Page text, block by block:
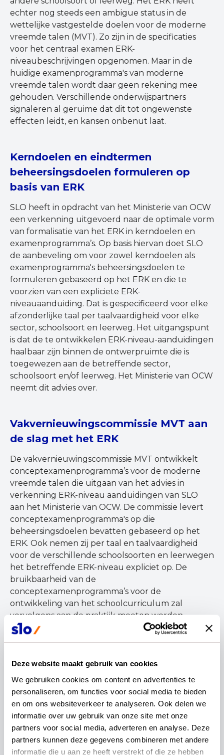
Deze website maakt gebruik van cookies
We gebruiken cookies om content en advertenties te
personaliseren, om functies voor social media te bieden
en om ons websiteverkeer te analyseren. Ook delen we
informatie over uw gebruik van onze site met onze
partners voor social media, adverteren en analyse. Deze
partners kunnen deze gegevens combineren met andere
informatie die u aan ze heeft verstrekt of die ze hebben
echter nog steeds een ambigue status in de
wettelijke vastgestelde doelen voor de moderne
vreemde talen (MVT). Zo zijn in de specificaties
voor het centraal examen ERK-
niveaubeschrijvingen opgenomen. Maar in de
huidige examenprogramma's van moderne
vreemde talen wordt daar geen rekening mee
gehouden. Verschillende onderwijspartners
signaleren al geruime dat dit tot ongewenste
effecten leidt, en kansen onbenut laat.
Kerndoelen en eindtermen
beheersingsdoelen formuleren op
basis van ERK
SLO heeft in opdracht van het Ministerie van OCW
een verkenning uitgevoerd naar de optimale vorm
van formalisatie van het ERK in kerndoelen en
examenprogramma’s. Op basis hiervan doet SLO
de aanbeveling om voor zowel kerndoelen als
examenprogramma's beheersingsdoelen te
formuleren gebaseerd op het ERK en die te
voorzien van een expliciete ERK-
niveauaanduiding. Dat is gespecificeerd voor elke
afzonderlijke taal per taalvaardigheid voor elke
sector, schoolsoort en leerweg. Het uitgangspunt
is dat de te ontwikkelen ERK-niveau-aanduidingen
haalbaar zijn binnen de ontwerpruimte die is
toegewezen aan de betreffende sector,
schoolsoort en/of leerweg. Het Ministerie van OCW
neemt dit advies over.
Vakvernieuwingscommissie MVT aan
de slag met het ERK
De vakvernieuwingscommissie MVT ontwikkelt
conceptexamenprogramma’s voor de moderne
vreemde talen die uitgaan van het advies in
verkenning ERK-niveau aanduidingen van SLO
aan het Ministerie van OCW. De commissie levert
conceptexamenprogramma's op die
beheersingsdoelen bevatten gebaseerd op het
ERK. Ook nemen zij per taal en taalvaardigheid
voor de verschillende schoolsoorten en leerwegen
het betreffende ERK-niveau expliciet op. De
bruikbaarheid van de
conceptexamenprogramma’s voor de
ontwikkeling van het schoolcurriculum zal
vervolgens aan de praktijk moeten worden
getoetst, evenals de voorwaarden voor een
Wat is het ERK?
Het Europees Referentiekader is een
internationaal erkend kader dat door de
onderwijswereld in heel Europa en daarbuiten
wordt gebruikt. Het ERK biedt een
gemeenschappelijk kader voor alle talen om vorm